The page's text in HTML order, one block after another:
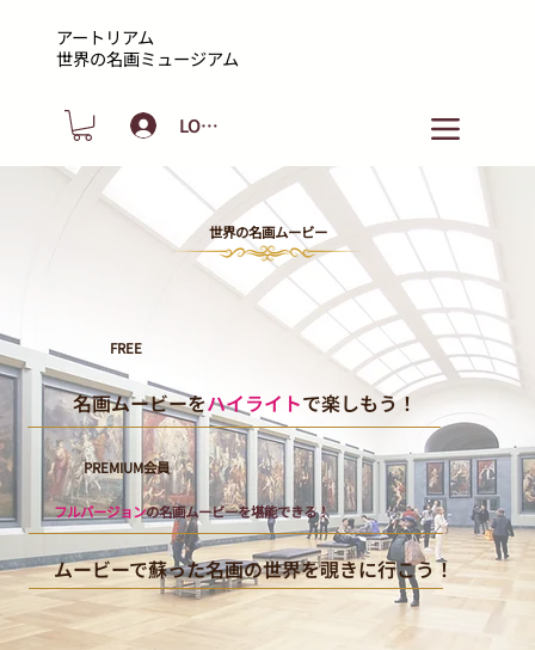
アートリアム
​世界の名画ミュージアム
LOGIN
世界の名画ムービー
フルバージョンの名画ムービーを堪能できる！
ムービーで蘇った名画の世界を覗きに行こう！
PREMIUM会員
FREE
名画ムービーをハイライトで楽しもう！